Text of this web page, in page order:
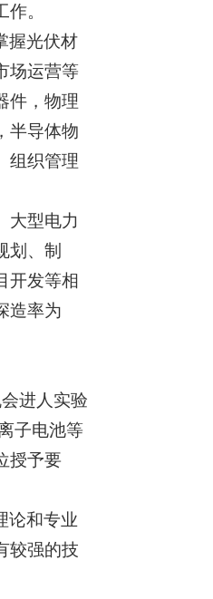
。
握光伏材
场运营等
件，物理
半导体物
组织管理
大型电力
划、制
开发等相
造率为
进人实验
子电池等
授予要
论和专业
较强的技